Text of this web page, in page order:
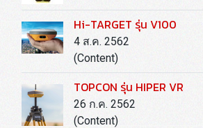
Hi-TARGET รุ่น V100
4 ส.ค. 2562
(Content)
TOPCON รุ่น HIPER VR
26 ก.ค. 2562
(Content)